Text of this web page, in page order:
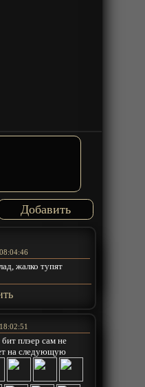
жалко тупят
плэер сам не
на следующую